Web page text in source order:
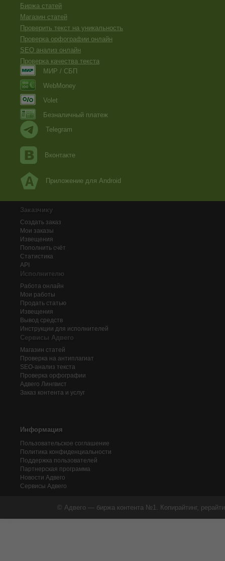
Биржа статей
Магазин статей
Проверить текст на уникальность
Проверка орфографии онлайн
SEO анализ онлайн
Проверка качества текста
МИР / СБП
WebMoney
Volet
Безналичный платеж
Telegram
Вконтакте
Приложение для Android
Заказчику
Создать заказ
Мои заказы
Извещения
Пополнить счёт
Статистика
API
Исполнителю
Работа онлайн
Мои работы
Продать статью
Извещения
Вывод средств
Инструкции для исполнителей
Сервисы Адвего
Магазин статей
Проверка на антиплагиат
SEO-анализ текста
Проверка орфографии
Адвего Лингвист
Заказ контента и услуг
Информация
Пользовательское соглашение
Политика конфиденциальности
Поддержка пользователей
Партнерская программа
Новости Адвего
Сервисы Адвего
© Адвего — биржа контента №1. Копирайтинг,